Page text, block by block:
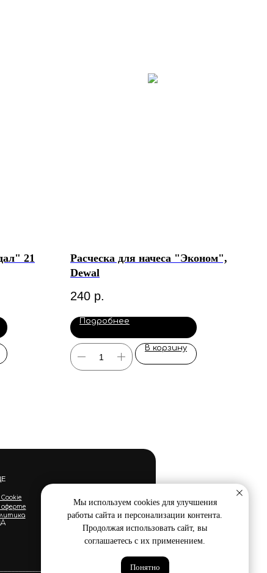
21
Расческа для начеса "Эконом",
Dewal
240 р.
Подробнее
В корзину
оферте
Мы используем cookies для улучшения
работы сайта и персонализации контента.
Продолжая использовать сайт, вы
соглашаетесь с их применением.
Понятно